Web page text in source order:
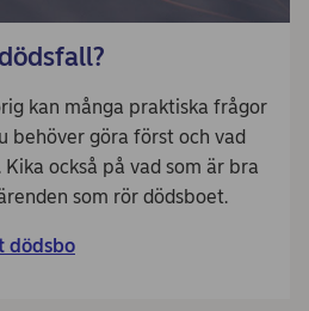
kan många praktiska frågor
behöver göra först och vad
också på vad som är bra
som rör dödsboet.
dödsbo